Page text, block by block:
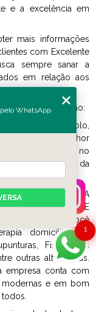
e a excelência em
mais informações
com Excelente
sempre sanar a
em relação aos
trabalhos como:
por exemplo,
e melhor
referência no
e atender você da
GINÁSTICA
a CENTRO DE
E SAÚDE, você
domiciliar em
Fisioterapia
outras alternativas.
empresa conta com
modernas e em bom
1
pelo WhatsApp